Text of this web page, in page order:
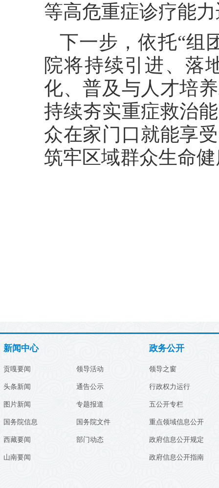
等高危重症诊疗能
下一步，依托“组
院将持续引进、落
化、普及与人才培
持续夯实重症救治
众在家门口就能享
筑牢区域群众生命
新闻中心
贡嘎要闻
头条新闻
图片新闻
国务院信息
西藏要闻
山南要闻
领导活动
通告公示
专题报道
国务院文件
部门动态
政务公开
领导之窗
行政权力运行
五公开专栏
重点领域信息公开
政府信息公开规定
政府信息公开指南